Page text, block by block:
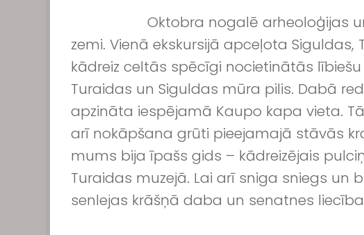
Oktobra nogalē arheoloģijas
zemi. Vienā ekskursijā apceļota
kādreiz celtās spēcīgi nocietinātās
Turaidas un Siguldas mūra pilis. Dabā
apzināta iespējamā Kaupo kapa vieta.
arī nokāpšana grūti pieejamajā stāvās
mums bija īpašs gids – kādreizējais
Turaidas muzejā. Lai arī sniga sniegs un
senlejas krāšņā daba un senatnes